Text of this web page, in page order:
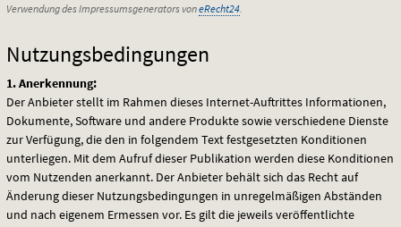
Verwendung des Impressumsgenerators voneRecht24
Nutzungsbedingungen
1. Anerkennung:
Der Anbieter stellt im Rahmen dieses Internet-Auftrittes Informationen,
Dokumente, Software und andere Produkte sowie verschiedene Dienste
zur Verfügung, die den in folgendem Text festgesetzten Konditionen
unterliegen. Mit dem Aufruf dieser Publikation werden diese Konditionen
vom Nutzenden anerkannt. Der Anbieter behält sich das Recht auf
Änderung dieser Nutzungsbedingungen in unregelmäßigen Abständen
und nach eigenem Ermessen vor. Es gilt die jeweils veröffentlichte